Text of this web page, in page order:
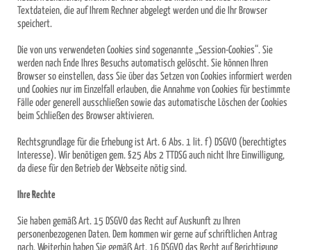
Textdateien, die auf Ihrem Rechner abgelegt werden und die Ihr Browser
speichert.
Die von uns verwendeten Cookies sind sogenannte „Session-Cookies“. Sie
werden nach Ende Ihres Besuchs automatisch gelöscht. Sie können Ihren
Browser so einstellen, dass Sie über das Setzen von Cookies informiert werden
und Cookies nur im Einzelfall erlauben, die Annahme von Cookies für bestimmte
Fälle oder generell ausschließen sowie das automatische Löschen der Cookies
beim Schließen des Browser aktivieren.
Rechtsgrundlage für die Erhebung ist Art. 6 Abs. 1 lit. f) DSGVO (berechtigtes
Interesse). Wir benötigen gem. §25 Abs 2 TTDSG auch nicht Ihre Einwilligung,
da diese für den Betrieb der Webseite nötig sind.
Ihre Rechte
Sie haben gemäß Art. 15 DSGVO das Recht auf Auskunft zu Ihren
personenbezogenen Daten. Dem kommen wir gerne auf schriftlichen Antrag
nach. Weiterhin haben Sie gemäß Art. 16 DSGVO das Recht auf Berichtigung